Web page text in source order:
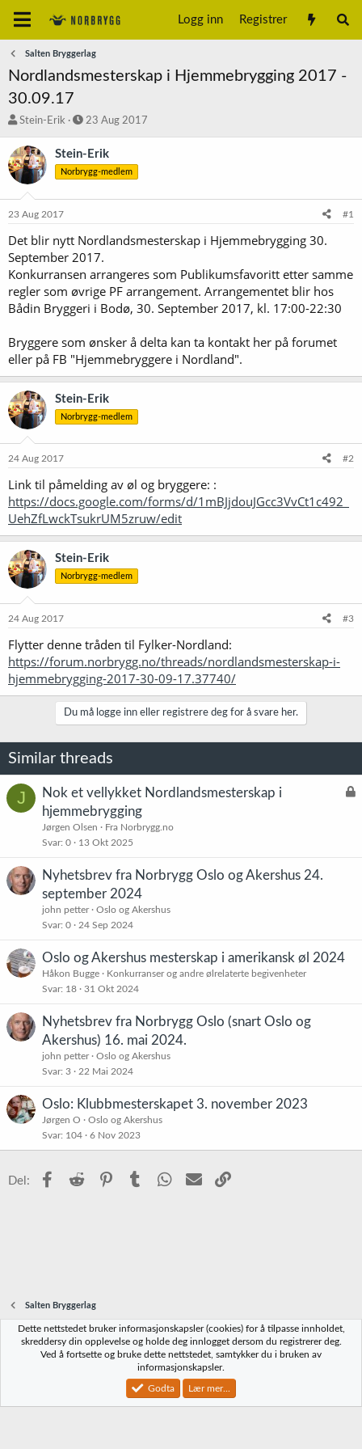
Logg inn Registrer
Salten Bryggerlag
Nordlandsmesterskap i Hjemmebrygging 2017 -
30.09.17
T
å
d
s
t
r
Stein-Erik
S
a
r
t
o
23 Aug 2017
Stein-Erik
Norbrygg-medlem
23 Aug 2017 #1
Det blir nytt Nordlandsmesterskap i Hjemmebrygging 30.
September 2017.
Konkurransen arrangeres som Publikumsfavoritt etter samme
regler som øvrige PF arrangement. Arrangementet blir hos
Bådin Bryggeri i Bodø, 30. September 2017, kl. 17:00-22:30
Bryggere som ønsker å delta kan ta kontakt her på forumet
eller på FB "Hjemmebryggere i Nordland".
Stein-Erik
Norbrygg-medlem
24 Aug 2017 #2
Link til påmelding av øl og bryggere: :
https://docs.google.com/forms/d/1mBJjdouJGcc3VvCt1c492_
UehZfLwckTsukrUM5zruw/edit
Stein-Erik
Norbrygg-medlem
24 Aug 2017 #3
Flytter denne tråden til Fylker-Nordland:
https://forum.norbrygg.no/threads/nordlandsmesterskap-i-
hjemmebrygging-2017-30-09-17.37740/
Du må logge inn eller registrere deg for å svare her.
Similar threads
J
L
Nok et vellykket Nordlandsmesterskap i
hjemmebrygging
Jørgen Olsen
Fra Norbrygg.no
Svar 0 13 Okt 2025
Nyhetsbrev fra Norbrygg Oslo og Akershus 24.
september 2024
john petter
Oslo og Akershus
Svar 0 24 Sep 2024
Oslo og Akershus mesterskap i amerikansk øl 2024
Håkon Bugge
Konkurranser og andre ølrelaterte begivenheter
Svar 18 31 Okt 2024
Nyhetsbrev fra Norbrygg Oslo (snart Oslo og
Akershus) 16. mai 2024.
john petter
Oslo og Akershus
Svar 3 22 Mai 2024
Oslo: Klubbmesterskapet 3. november 2023
Jørgen O
Oslo og Akershus
Svar 104 6 Nov 2023
Del: Facebook
Reddit PinterestTumblr WhatsApp
E-post
Salten Bryggerlag
Norbrygg-default
Vilkår og regler Personvernregler
Community platform by XenForo® © 2010-2023 XenForo Ltd.
Dette nettstedet bruker informasjonskapsler (cookies) for å tilpasse innholdet,
skreddersy din opplevelse og holde deg innlogget dersom du registrerer deg.
Ved å fortsette og bruke dette nettstedet, samtykker du i bruken av
informasjonskapsler.
Godta Lær mer...